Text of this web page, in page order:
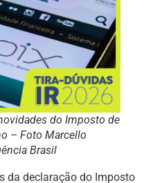
do Imposto de
– Foto Marcello
Brasil
da declaração do Imposto